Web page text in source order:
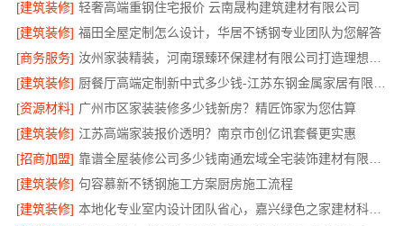
[建筑装修] 轻奢高端重钢住宅报价 云南晟构建筑建材有限公司
[建筑装修] 福田全屋定制怎么设计，华居不锈钢专业团队为您解答
[商务服务]
[建筑装修]
[资源材料] 广州市区家装装修多少钱新房？精匠饰家为您估算
[建筑装修] 江苏高端家装报价透明？南京市创亿讯套餐更实惠
[招商加盟]
[建筑装修] 句容慕新不锈钢施工方案厨房施工流程
[建筑装修]
本地化专业室内设计团队省心，嘉兴绿色之家建材科技有限公司